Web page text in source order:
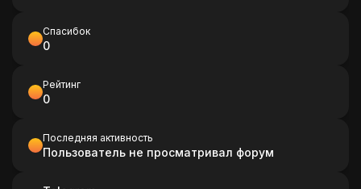
Спасибок
0
Рейтинг
0
Последняя активность
Пользователь не просматривал форум